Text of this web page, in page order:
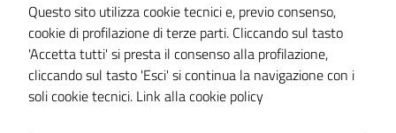
Dichiarazione di accessibilità
Obiettivi di accessiblità
Piano di miglioramento del sito
Questo sito utilizza cookie tecnici e, previo consenso,
cookie di profilazione di terze parti. Cliccando sul tasto
'Accetta tutti' si presta il consenso alla profilazione,
cliccando sul tasto 'Esci' si continua la navigazione con i
soli cookie tecnici. Link alla cookie policy